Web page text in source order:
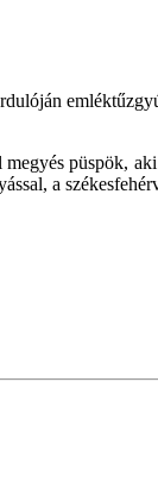
püspök,
a